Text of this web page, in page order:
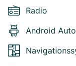
Radio
Android Auto